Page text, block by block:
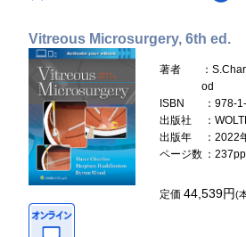
Vitreous Microsurgery, 6th ed.
著者
：
od
ISBN
：978-
出版社
：
出版年
：2022
ページ数 ：
定価44,539円(